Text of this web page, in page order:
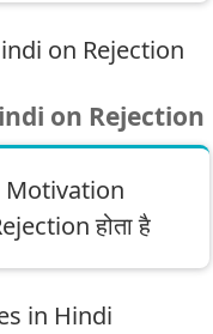
on Rejection
Motivation
होता है